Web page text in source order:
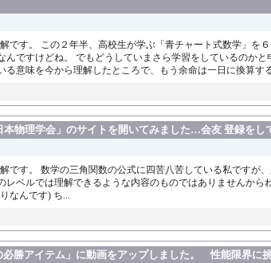
です。 この２年半、高校生が学ぶ「青チャート式数学」
んですけどね。 でもどうしていまさら学習をしているのか
る意味を今から理解したところで、もう余命は一日に換算す
本物理学会」のサイトを開いてみました…会友 登録をし
です。 数学の三角関数の公式に四苦八苦している私です
レベルでは理解できるような内容のものではありませんか
なんです) ち...
必勝アイテム」に動画をアップしました。 性能限界に